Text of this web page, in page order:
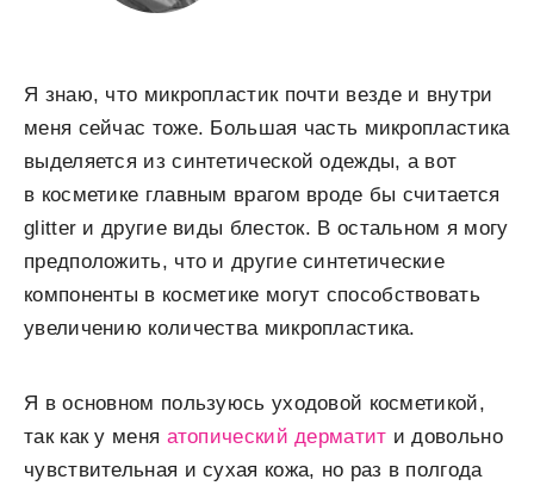
Я знаю, что микропластик почти везде и внутри
меня сейчас тоже. Большая часть микропластика
выделяется из синтетической одежды, а вот
в косметике главным врагом вроде бы считается
glitter и другие виды блесток. В остальном я могу
предположить, что и другие синтетические
компоненты в косметике могут способствовать
увеличению количества микропластика.
Я в основном пользуюсь уходовой косметикой,
так как у меня атопический дерматит и довольно
чувствительная и сухая кожа, но раз в полгода